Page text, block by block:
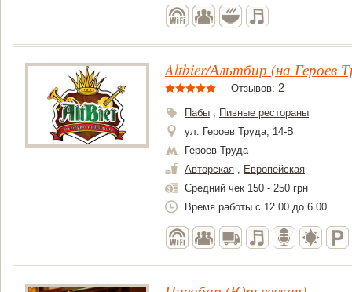
Altbier/Альтбир (на Героев
Отзывов: 2
Пабы , Пивные рестораны
ул. Героев Труда, 14-В
Героев Труда
Авторская , Европейская
Средний чек 150 - 250 грн
Время работы c 12.00 до 6.00